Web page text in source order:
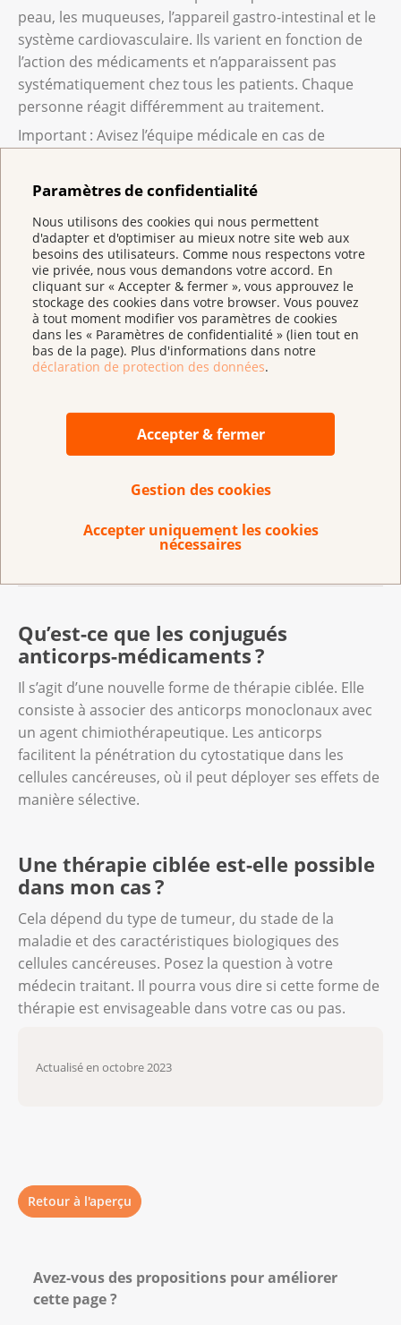
Paramètres de confidentialité
Nous utilisons des cookies qui nous permettent
d'adapter et d'optimiser au mieux notre site web aux
besoins des utilisateurs. Comme nous respectons votre
vie privée, nous vous demandons votre accord. En
cliquant sur « Accepter & fermer », vous approuvez le
stockage des cookies dans votre browser. Vous pouvez
à tout moment modifier vos paramètres de cookies
dans les « Paramètres de confidentialité » (lien tout en
bas de la page). Plus d'informations dans notre
déclaration de protection des données.
Accepter & fermer
Gestion des cookies
Accepter uniquement les cookies
nécessaires
peau, les muqueuses, l’appareil gastro-intestinal et le
système cardiovasculaire. Ils varient en fonction de
l’action des médicaments et n’apparaissent pas
systématiquement chez tous les patients. Chaque
personne réagit différemment au traitement.
Important : Avisez l’équipe médicale en cas de
lui également quels effets indésirables vous devez
signaler sans délai et à qui.
Qu’est-ce que les anticorps
monoclonaux ?
Le système immunitaire produit naturellement des
anticorps. Les anticorps monoclonaux sont fabriqués
en laboratoire et fonctionnent sur le même principe.
tous identiques, comme des clones.
Les anticorps monoclonaux font partie des
à une caractéristique spécifique des cellules
Comment les anticorps monoclonaux
cancéreuses pour que le système
immunitaire les reconnaisse et les combatte.
D’autres entravent l’approvisionnement en
sang des cellules cancéreuses ou en freinent
la croissance.
Les anticorps peuvent aussi contenir des
particules radioactives qu’ils transportent
jusqu’aux cellules cancéreuses. Ces
tumeur de tout près, ce qui permet
d’épargner les cellules saines.
Qu’est-ce que les conjugués
anticorps-médicaments ?
Il s’agit d’une nouvelle forme de thérapie ciblée. Elle
consiste à associer des anticorps monoclonaux avec
un agent chimiothérapeutique. Les anticorps
facilitent la pénétration du cytostatique dans les
cellules cancéreuses, où il peut déployer ses effets de
manière sélective.
Une thérapie ciblée est-elle possible
dans mon cas ?
Cela dépend du type de tumeur, du stade de la
maladie et des caractéristiques biologiques des
cellules cancéreuses. Posez la question à votre
médecin traitant. Il pourra vous dire si cette forme de
thérapie est envisageable dans votre cas ou pas.
Actualisé en octobre 2023
Retour à l'aperçu
Avez-vous des propositions pour améliorer
cette page ?